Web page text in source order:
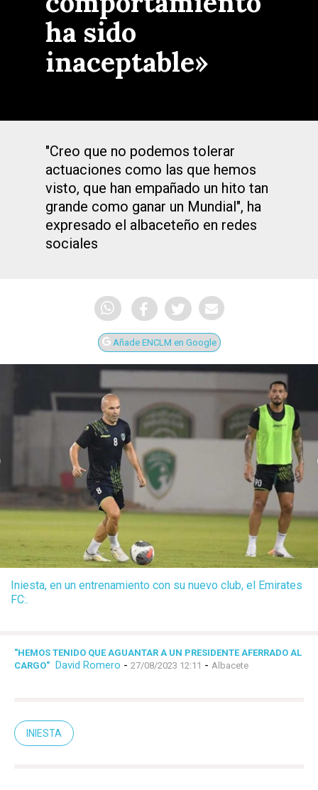
ha sido
inaceptable»
"Creo que no podemos tolerar
actuaciones como las que hemos
visto, que han empañado un hito tan
grande como ganar un Mundial", ha
expresado el albaceteño en redes
sociales
Añade ENCLM en Google
Iniesta, en un entrenamiento con su nuevo club, el Emirates
FC:.
"HEMOS TENIDO QUE AGUANTAR A UN PRESIDENTE AFERRADO AL
CARGO" David Romero - 27/08/2023 12:11 - Albacete
INIESTA